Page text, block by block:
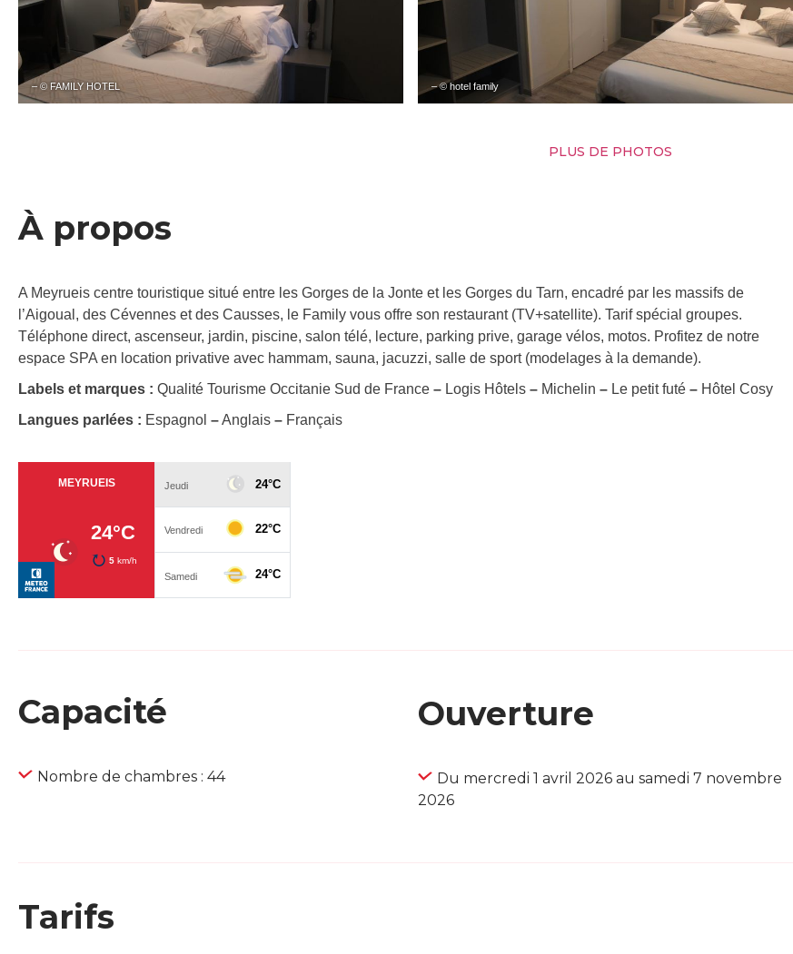
– © FAMILY HOTEL – © hotel family
PLUS DE PHOTOS
À propos
A Meyrueis centre touristique situé entre les Gorges de la Jonte et les Gorges du Tarn, encadré par les massifs de
l’Aigoual, des Cévennes et des Causses, le Family vous offre son restaurant (TV+satellite). Tarif spécial groupes.
Téléphone direct, ascenseur, jardin, piscine, salon télé, lecture, parking prive, garage vélos, motos. Profitez de notre
espace SPA en location privative avec hammam, sauna, jacuzzi, salle de sport (modelages à la demande).
Labels et marques : Qualité Tourisme Occitanie Sud de France – Logis Hôtels – Michelin – Le petit futé – Hôtel Cosy
Langues parlées : Espagnol –Anglais – Français
Capacité
Nombre de chambres : 44
Ouverture
Du mercredi 1 avril 2026 au samedi 7 novembre
2026
Tarifs